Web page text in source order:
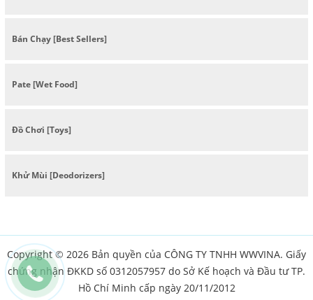
Bán Chạy [Best Sellers]
Pate [Wet Food]
Đồ Chơi [Toys]
Khử Mùi [Deodorizers]
Copyright © 2026 Bản quyền của CÔNG TY TNHH WWVINA. Giấy
chứng nhận ĐKKD số 0312057957 do Sở Kế hoạch và Đầu tư TP.
Hồ Chí Minh cấp ngày 20/11/2012